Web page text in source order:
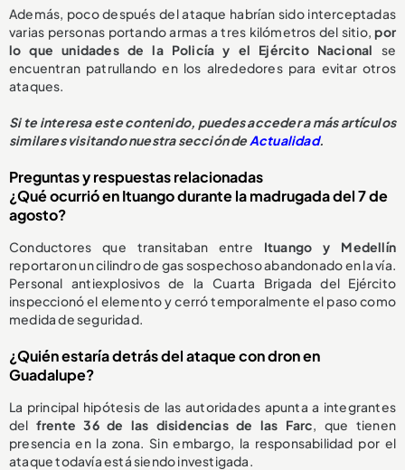
Además, poco después del ataque habrían sido interceptadas
varias personas portando armas a tres kilómetros del sitio, por
lo que unidades de la Policía y el Ejército Nacional se
encuentran patrullando en los alrededores para evitar otros
ataques.
Si te interesa este contenido, puedes acceder a más artículos
similares visitando nuestra sección deActualidad.
Preguntas y respuestas relacionadas
¿Qué ocurrió en Ituango durante la madrugada del 7 de
agosto?
Conductores que transitaban entre Ituango y Medellín
reportaron un cilindro de gas sospechoso abandonado en la vía.
Personal antiexplosivos de la Cuarta Brigada del Ejército
inspeccionó el elemento y cerró temporalmente el paso como
medida de seguridad.
¿Quién estaría detrás del ataque con dron en
Guadalupe?
La principal hipótesis de las autoridades apunta a integrantes
del frente 36 de las disidencias de las Farc, que tienen
presencia en la zona. Sin embargo, la responsabilidad por el
ataque todavía está siendo investigada.